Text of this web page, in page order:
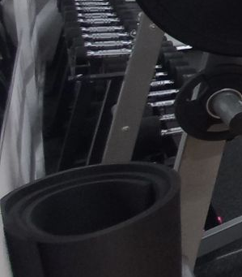
50 Spinde . geführte Kraftstationen /